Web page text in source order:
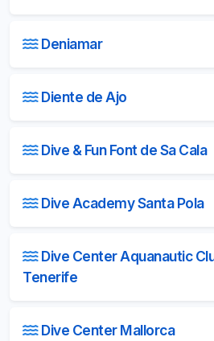
Deniamar
Diente de Ajo
Dive & Fun Font de Sa Cala
Dive Academy Santa Pola
Dive Center Aquanautic
Tenerife
Dive Center Mallorca